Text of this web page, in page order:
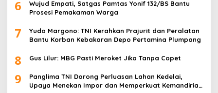
6
Wujud Empati, Satgas Pamtas Yonif 132/BS Bantu
Prosesi Pemakaman Warga
7
Yudo Margono: TNI Kerahkan Prajurit dan Peralatan
Bantu Korban Kebakaran Depo Pertamina Plumpang
8 Gus Lilur: MBG Pasti Meroket Jika Tanpa Copet
9
Panglima TNI Dorong Perluasan Lahan Kedelai,
Upaya Menekan Impor dan Memperkuat Kemandirian